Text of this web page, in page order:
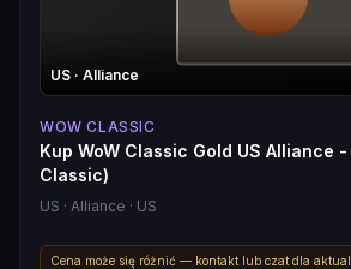
US · Alliance
WOW CLASSIC
Kup WoW Classic Gold US Alliance -
Classic)
US · Alliance · US
Cena może się różnić — kontakt lub czat dla